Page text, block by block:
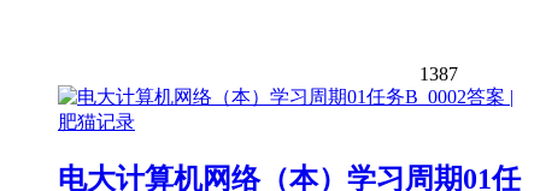
1387
电大计算机网络（本）学习周期01任